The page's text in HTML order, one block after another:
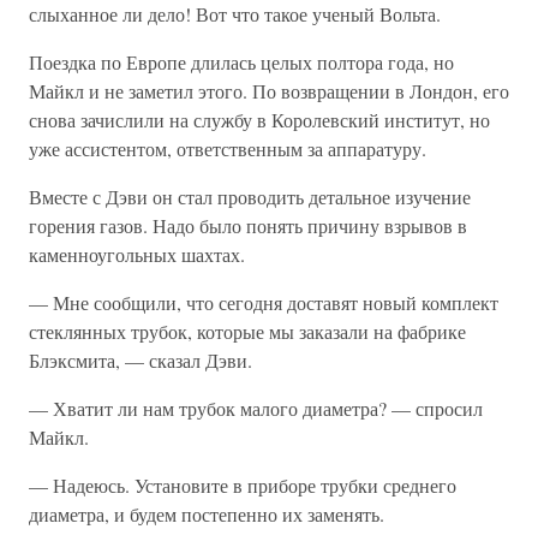
слыханное ли дело! Вот что такое ученый Вольта.
Поездка по Европе длилась целых полтора года, но
Майкл и не заметил этого. По возвращении в Лондон, его
снова зачислили на службу в Королевский институт, но
уже ассистентом, ответственным за аппаратуру.
Вместе с Дэви он стал проводить детальное изучение
горения газов. Надо было понять причину взрывов в
каменноугольных шахтах.
— Мне сообщили, что сегодня доставят новый комплект
стеклянных трубок, которые мы заказали на фабрике
Блэксмита, — сказал Дэви.
— Хватит ли нам трубок малого диаметра? — спросил
Майкл.
— Надеюсь. Установите в приборе трубки среднего
диаметра, и будем постепенно их заменять.